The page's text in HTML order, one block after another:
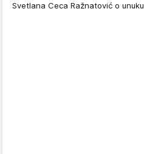
Svetlana Ceca Ražnatović o unuku